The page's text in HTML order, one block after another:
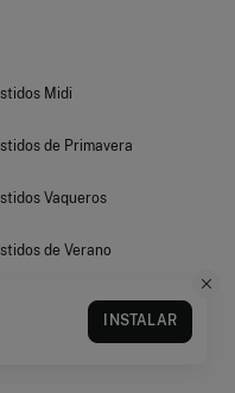
Midi
de Primavera
Vaqueros
de Verano
de Lunares
INSTALAR